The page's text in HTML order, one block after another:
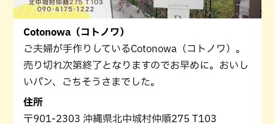
Cotonowa（コトノワ）
ご夫婦が手作りしているCotonowa（コトノワ）。
売り切れ次第終了となりますのでお早めに。おいし
いパン、ごちそうさまでした。
住所
〒901-2303 沖縄県北中城村仲順275 T103